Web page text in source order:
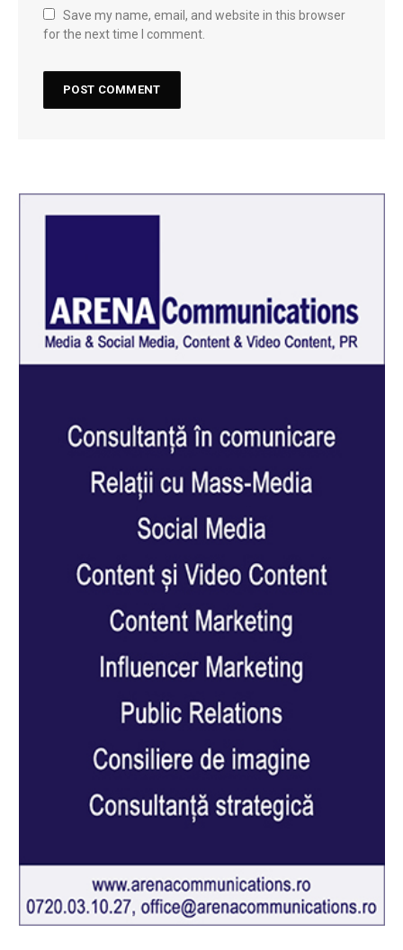
Save my name, email, and website in this browser
for the next time I comment.